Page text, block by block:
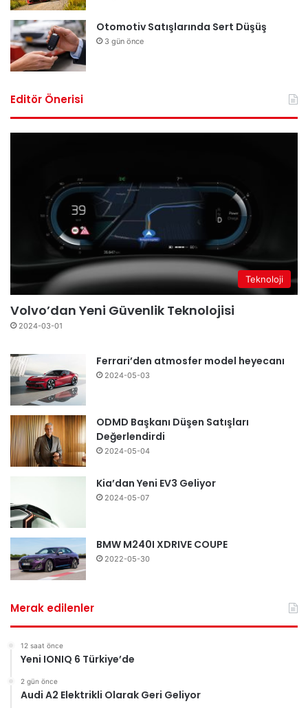
Otomotiv Satışlarında Sert Düşüş
3 gün önce
Editör Önerisi
Teknoloji
Volvo’dan Yeni Güvenlik Teknolojisi
2024-03-01
Ferrari’den atmosfer model heyecanı
2024-05-03
ODMD Başkanı Düşen Satışları
Değerlendirdi
2024-05-04
Kia’dan Yeni EV3 Geliyor
2024-05-07
BMW M240I XDRIVE COUPE
2022-05-30
Merak edilenler
12 saat önce
Yeni IONIQ 6 Türkiye’de
2 gün önce
Audi A2 Elektrikli Olarak Geri Geliyor